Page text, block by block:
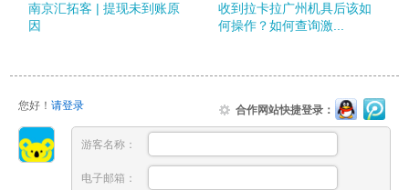
南京汇拓客 | 提现未到账原
因
收到拉卡拉广州机具后该如
何操作？如何查询激...
您好！ 请登录 合作网站快捷登录：
游客名称：
电子邮箱：